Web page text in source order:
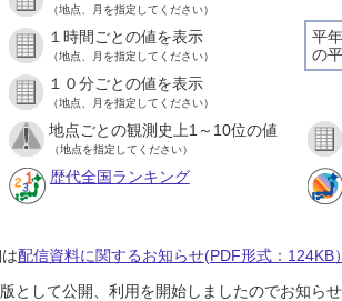
（地点、月を指定してください）
平
の
１時間ごとの値を表示
（地点、月を指定してください）
１０分ごとの値を表示
（地点、月を指定してください）
地点ごとの観測史上1～10位の値
（地点を指定してください）
歴代全国ランキング
配信資料に関するお知らせ(PDF形式：124KB）
として公開、利用を開始しましたのでお知ら